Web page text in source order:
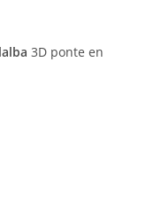
3D ponte en